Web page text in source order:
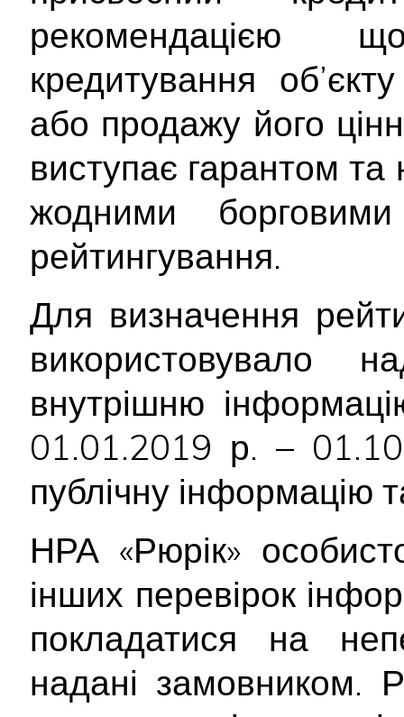
рекомендацією
кредитування
або продажу його
виступає гарантом та
жодними борговими
рейтингування.
Для визначення
внутрішню
01.01.2019 р. –
публічну інформацію
НРА «Рюрік»
інших перевірок
покладатися на
надані замовником.